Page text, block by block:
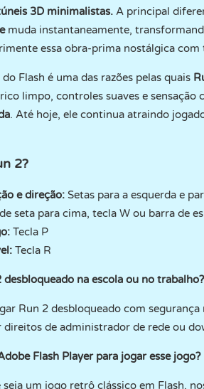
3D minimalistas. A principal
muda instantaneamente,
essa obra-prima nostálgica
Flash é uma das razões pelas quais
limpo, controles suaves e
. Até hoje, ele continua atraindo
2?
e direção: Setas para a esquerda e
seta para cima, tecla W ou barra de
Tecla P
Tecla R
desbloqueado na escola ou no trabalho?
Run 2 desbloqueado com
direitos de administrador de rede ou
Flash Player para jogar esse jogo?
seja um jogo retrô clássico em Flash,